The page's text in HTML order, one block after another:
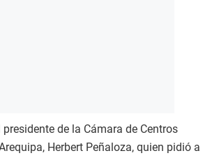
de la Cámara de Centros
Herbert Peñaloza, quien pidió a